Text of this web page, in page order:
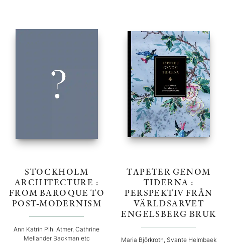
STOCKHOLM
ARCHITECTURE :
FROM BAROQUE TO
POST-MODERNISM
Ann Katrin Pihl Atmer, Cathrine
Mellander Backman etc
TAPETER GENOM
TIDERNA :
PERSPEKTIV FRÅN
VÄRLDSARVET
ENGELSBERG BRUK
Maria Björkroth, Svante Helmbaek